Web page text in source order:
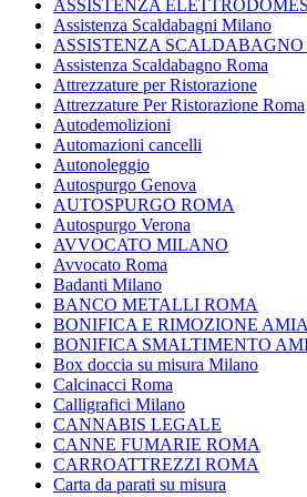
ASSISTENZA
Assistenza Scaldabagni Milano
ASSISTENZA
Assistenza Scaldabagno Roma
Attrezzature per Ristorazione
Attrezzature Per Ristorazione Roma
Autodemolizioni
Automazioni cancelli
Autonoleggio
Autospurgo Genova
AUTOSPURGO ROMA
Autospurgo Verona
AVVOCATO MILANO
Avvocato Roma
Badanti Milano
BANCO METALLI ROMA
BONIFICA E RIMOZIONE
BONIFICA SMALTIMENTO
Box doccia su misura Milano
Calcinacci Roma
Calligrafici Milano
CANNABIS LEGALE
CANNE FUMARIE ROMA
CARROATTREZZI ROMA
Carta da parati su misura